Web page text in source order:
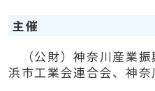
主催
（公財）神奈川産業振
浜市工業会連合会、神奈